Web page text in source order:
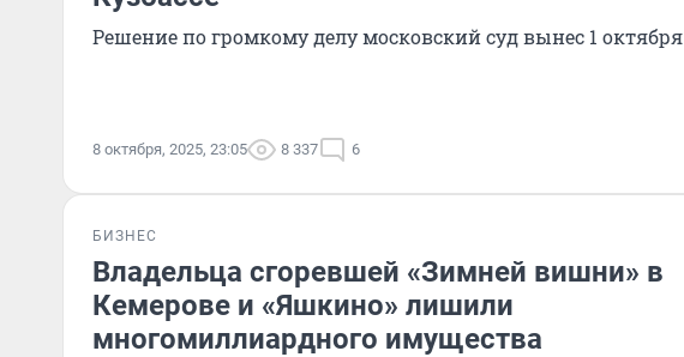
Решение по громкому делу московский суд вынес 1 октября
8 октября, 2025, 23:05 8 337 6
БИЗНЕС
Владельца сгоревшей «Зимней вишни» в
Кемерове и «Яшкино» лишили
многомиллиардного имущества